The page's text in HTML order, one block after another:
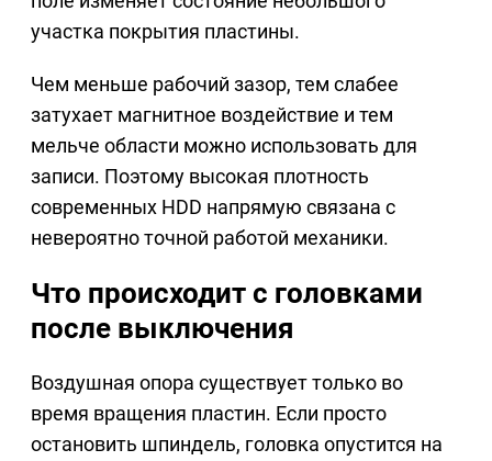
участка покрытия пластины.
Чем меньше рабочий зазор, тем слабее
затухает магнитное воздействие и тем
мельче области можно использовать для
записи. Поэтому высокая плотность
современных HDD напрямую связана с
невероятно точной работой механики.
Что происходит с головками
после выключения
Воздушная опора существует только во
время вращения пластин. Если просто
остановить шпиндель, головка опустится на